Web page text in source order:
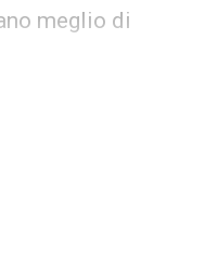
meglio di
a